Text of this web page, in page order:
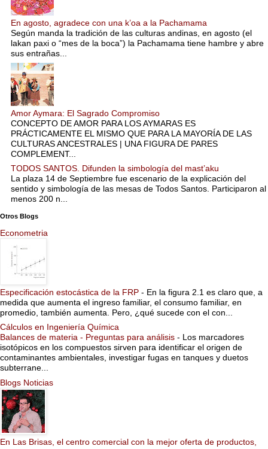
En agosto, agradece con una k’oa a la Pachamama
Según manda la tradición de las culturas andinas, en agosto (el
lakan paxi o “mes de la boca”) la Pachamama tiene hambre y abre
sus entrañas...
Amor Aymara: El Sagrado Compromiso
CONCEPTO DE AMOR PARA LOS AYMARAS ES
PRÁCTICAMENTE EL MISMO QUE PARA LA MAYORÍA DE LAS
CULTURAS ANCESTRALES | UNA FIGURA DE PARES
COMPLEMENT...
TODOS SANTOS. Difunden la simbología del mast’aku
La plaza 14 de Septiembre fue escenario de la explicación del
sentido y simbología de las mesas de Todos Santos. Participaron al
menos 200 n...
Otros Blogs
Econometria
Especificación estocástica de la FRP - En la figura 2.1 es claro que, a
medida que aumenta el ingreso familiar, el consumo familiar, en
promedio, también aumenta. Pero, ¿qué sucede con el con...
Cálculos en Ingeniería Química
Balances de materia - Preguntas para análisis - Los marcadores
isotópicos en los compuestos sirven para identificar el origen de
contaminantes ambientales, investigar fugas en tanques y duetos
subterrane...
Blogs Noticias
En Las Brisas, el centro comercial con la mejor oferta de productos,